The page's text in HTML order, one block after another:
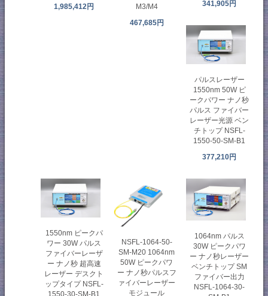
1,985,412円
M3/M4
467,685円
341,905円
パルスレーザー
1550nm 50W ピ
ークパワー ナノ秒
パルス ファイバー
レーザー光源 ベン
チトップ NSFL-
1550-50-SM-B1
377,210円
1550nm ピークパ
ワー 30W パルス
ファイバーレーザ
ー ナノ秒 超高速
レーザー デスクト
ップタイプ NSFL-
1550-30-SM-B1
NSFL-1064-50-
SM-M20 1064nm
50W ピークパワ
ー ナノ秒パルスフ
ァイバーレーザー
モジュール
1064nm パルス
30W ピークパワ
ー ナノ秒レーザー
ベンチトップ SM
ファイバー出力
NSFL-1064-30-